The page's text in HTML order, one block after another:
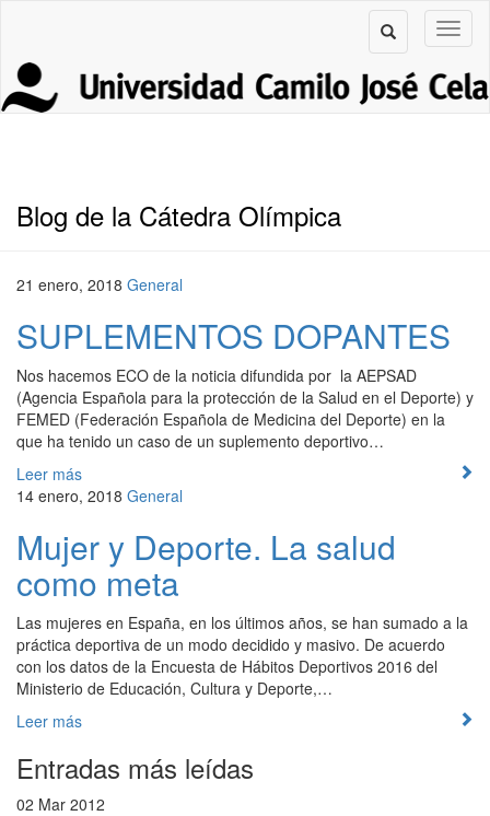
Blog de la Cátedra Olímpica
21 enero, 2018 General
SUPLEMENTOS DOPANTES
Nos hacemos ECO de la noticia difundida por la AEPSAD
(Agencia Española para la protección de la Salud en el Deporte) y
FEMED (Federación Española de Medicina del Deporte) en la
que ha tenido un caso de un suplemento deportivo…
Leer más
14 enero, 2018 General
Mujer y Deporte. La salud
como meta
Las mujeres en España, en los últimos años, se han sumado a la
práctica deportiva de un modo decidido y masivo. De acuerdo
con los datos de la Encuesta de Hábitos Deportivos 2016 del
Ministerio de Educación, Cultura y Deporte,…
Leer más
Entradas más leídas
02 Mar 2012